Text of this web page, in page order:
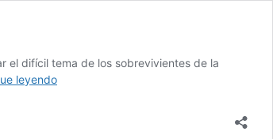
el difícil tema de los sobrevivientes de la
leyendoOperación